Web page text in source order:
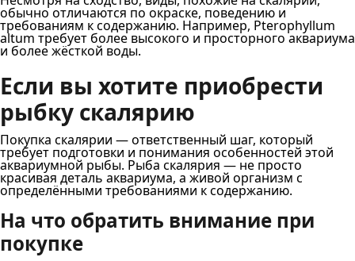
обычно отличаются по окраске, поведению и
требованиям к содержанию. Например, Pterophyllum
altum требует более высокого и просторного аквариума
и более жёсткой воды.
Если вы хотите приобрести
рыбку скалярию
Покупка скалярии — ответственный шаг, который
требует подготовки и понимания особенностей этой
аквариумной рыбы. Рыба скалярия — не просто
красивая деталь аквариума, а живой организм с
определёнными требованиями к содержанию.
На что обратить внимание при
покупке